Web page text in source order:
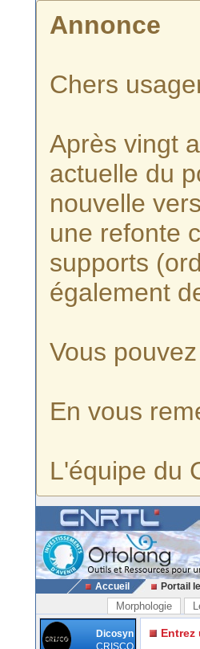
Annonce
Chers
Après vingt
actuelle du
nouvelle
une refonte
supports
également
Vous
En vous
L'équipe du
Accueil Portail
Morphologie
Dicosyn
CRISCO
Entrez